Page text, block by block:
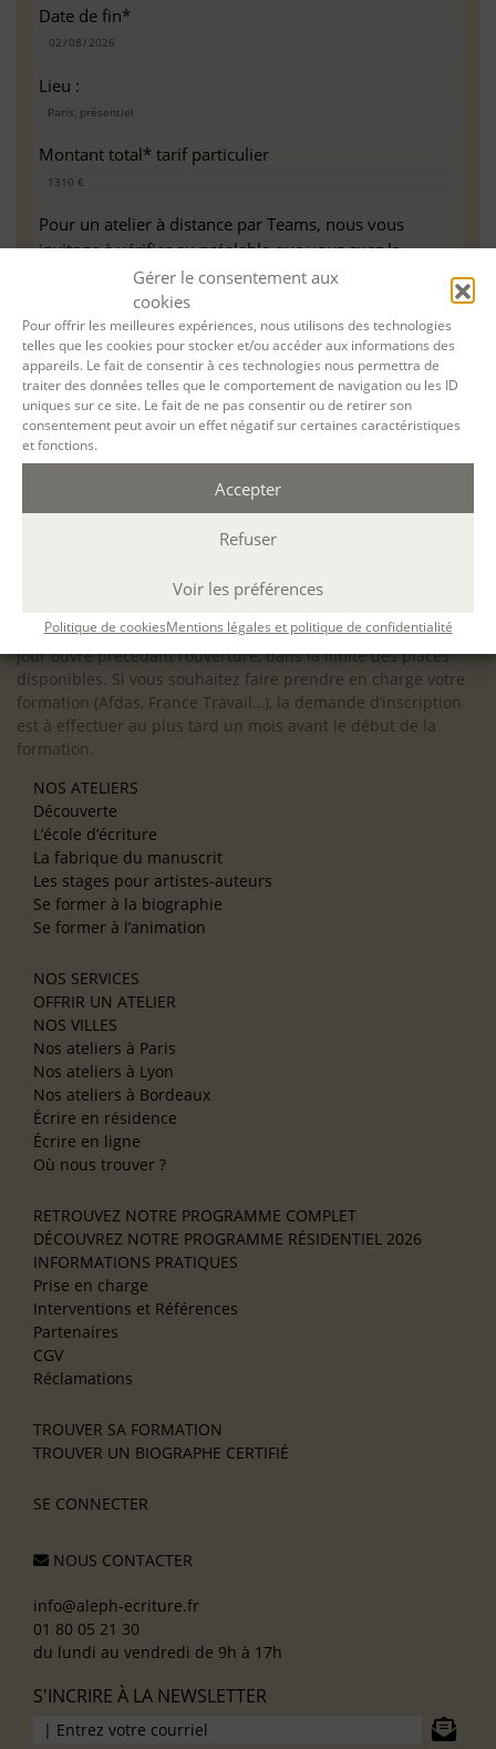
Gérer le consentement aux
cookies
Pour offrir les meilleures expériences, nous utilisons des technologies
telles que les cookies pour stocker et/ou accéder aux informations des
appareils. Le fait de consentir à ces technologies nous permettra de
traiter des données telles que le comportement de navigation ou les ID
uniques sur ce site. Le fait de ne pas consentir ou de retirer son
consentement peut avoir un effet négatif sur certaines caractéristiques
et fonctions.
Accepter
Refuser
Voir les préférences
Politique de cookiesMentions légales et politique de confidentialité
Date de fin*
Lieu :
Montant total* tarif particulier
Pour un atelier à distance par Teams, nous vous
invitons à vérifier au préalable que vous avez la
configuration minimale requise pour pouvoir travailler
dans les meilleures conditions : Configuration
matérielle requise pourMicrosoft Teams | Microsoft
Learn
Accessibilité : ALEPH-ÉCRITURE est sensible à l’inclusion des
personnes en situation de handicap. Si vous avez besoin
d’un aménagement spécifique de programme, n’hésitez pas
à nous contacter en amont de votre inscription afin
supports, accessibilité de nos salles).
inscriptions à nos activités sont ouvertes jusqu’au dernier
jour ouvré précédant l’ouverture, dans la limite des places
disponibles. Si vous souhaitez faire prendre en charge votre
formation (Afdas, France Travail…), la demande d’inscription
est à effectuer au plus tard un mois avant le début de la
formation.
NOS ATELIERS
Découverte
L’école d’écriture
La fabrique du manuscrit
Les stages pour artistes-auteurs
Se former à la biographie
Se former à l’animation
NOS SERVICES
OFFRIR UN ATELIER
NOS VILLES
Nos ateliers à Paris
Nos ateliers à Lyon
Nos ateliers à Bordeaux
Écrire en résidence
Écrire en ligne
Où nous trouver ?
RETROUVEZ NOTRE PROGRAMME COMPLET
DÉCOUVREZ NOTRE PROGRAMME RÉSIDENTIEL 2026
INFORMATIONS PRATIQUES
Prise en charge
Interventions et Références
Partenaires
CGV
Réclamations
TROUVER SA FORMATION
TROUVER UN BIOGRAPHE CERTIFIÉ
SE CONNECTER
NOUS CONTACTER
info@aleph-ecriture.fr
01 80 05 21 30
du lundi au vendredi de 9h à 17h
S'INCRIRE À LA NEWSLETTER